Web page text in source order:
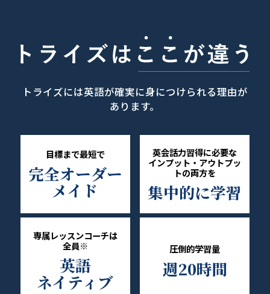
トライズには英語が確実に身につけられる理由が
あります。
目標まで最短で
完全オーダー
メイド
英会話力習得に必要な
インプット・アウトプッ
トの両方を
集中的に学習
専属レッスンコーチは
全員※
英語
ネイティブ
圧倒的学習量
週20時間